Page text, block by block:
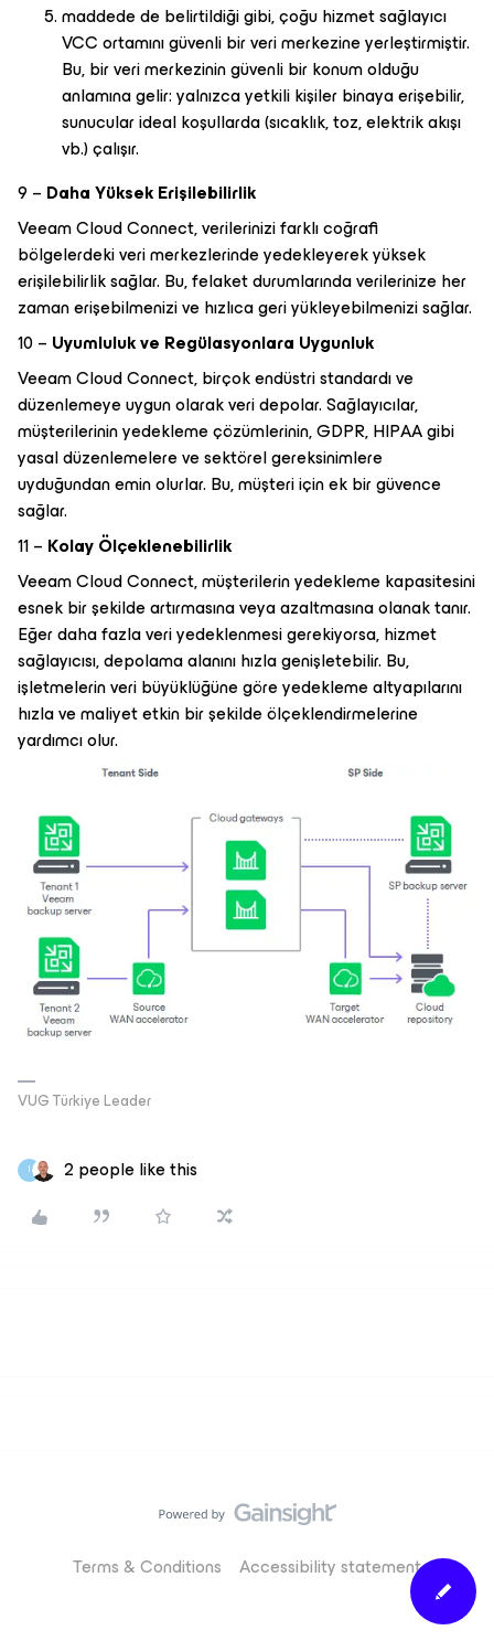
maddede de belirtildiği gibi, çoğu hizmet sağlayıcı
VCC ortamını güvenli bir veri merkezine yerleştirmiştir.
Bu, bir veri merkezinin güvenli bir konum olduğu
anlamına gelir: yalnızca yetkili kişiler binaya erişebilir,
sunucular ideal koşullarda (sıcaklık, toz, elektrik akışı
vb.) çalışır.
9 – Daha Yüksek Erişilebilirlik
Veeam Cloud Connect, verilerinizi farklı coğrafi
bölgelerdeki veri merkezlerinde yedekleyerek yüksek
erişilebilirlik sağlar. Bu, felaket durumlarında verilerinize her
zaman erişebilmenizi ve hızlıca geri yükleyebilmenizi sağlar.
10 – Uyumluluk ve Regülasyonlara Uygunluk
Veeam Cloud Connect, birçok endüstri standardı ve
düzenlemeye uygun olarak veri depolar. Sağlayıcılar,
müşterilerinin yedekleme çözümlerinin, GDPR, HIPAA gibi
yasal düzenlemelere ve sektörel gereksinimlere
uyduğundan emin olurlar. Bu, müşteri için ek bir güvence
sağlar.
11 – Kolay Ölçeklenebilirlik
Veeam Cloud Connect, müşterilerin yedekleme kapasitesini
esnek bir şekilde artırmasına veya azaltmasına olanak tanır.
Eğer daha fazla veri yedeklenmesi gerekiyorsa, hizmet
sağlayıcısı, depolama alanını hızla genişletebilir. Bu,
işletmelerin veri büyüklüğüne göre yedekleme altyapılarını
hızla ve maliyet etkin bir şekilde ölçeklendirmelerine
yardımcı olur.
VUG Türkiye Leader
I 2 people like this
Terms & Conditions Accessibility statement